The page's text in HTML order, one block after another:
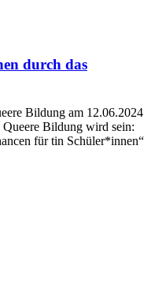
durch das
Bildung am 12.06.2024
Bildung wird sein:
für tin Schüler*innen“